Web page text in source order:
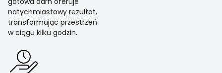
natychmiastowy rezultat,
transformując przestrzeń
w ciągu kilku godzin.